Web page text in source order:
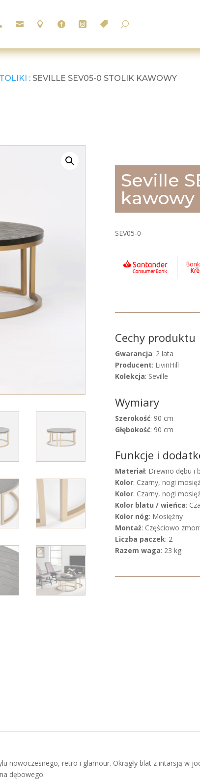
     U
: SEVILLE SEV05-0 STOLIK KAWOWY
Seville
kawowy
SEV05-0
Cechy produktu
Gwarancja: 2 lata
Producent: LivinHill
Kolekcja: Seville
Wymiary
Szerokość: 90 cm
Głębokość: 90 cm
Funkcje i
Materiał: Drewno dębu i
Kolor: Czarny, nogi
Kolor: Czarny, nogi
Kolor blatu / wieńca:
Kolor nóg: Mosiężny
Montaż: Częściowo
Liczba paczek: 2
Razem waga: 23 kg
nowoczesnego, retro i glamour. Okrągły blat z intarsją w
dębowego.